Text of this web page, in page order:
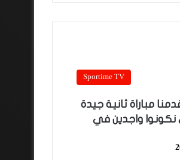
Sportime TV
مباراة ثانية جيدة
نكونوا واجدين في